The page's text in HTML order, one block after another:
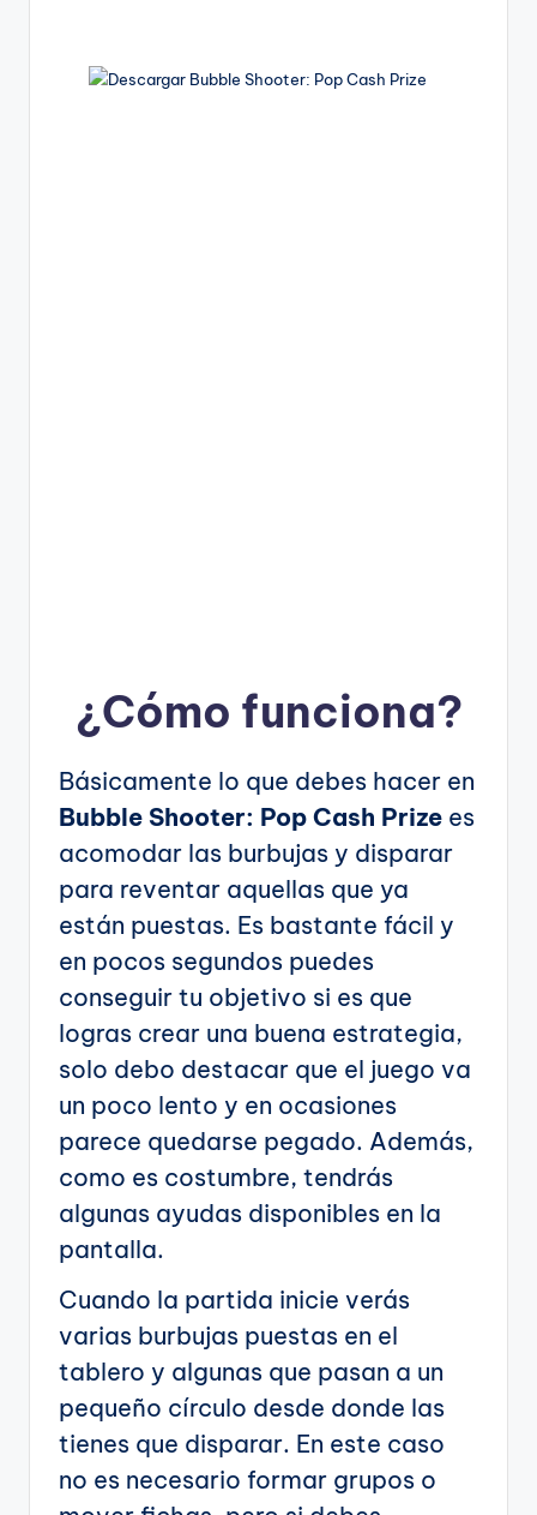
¿Cómo funciona?
Básicamente lo que debes hacer en
Bubble Shooter: Pop Cash Prize es
acomodar las burbujas y disparar
para reventar aquellas que ya
están puestas. Es bastante fácil y
en pocos segundos puedes
conseguir tu objetivo si es que
logras crear una buena estrategia,
solo debo destacar que el juego va
un poco lento y en ocasiones
parece quedarse pegado. Además,
como es costumbre, tendrás
algunas ayudas disponibles en la
pantalla.
Cuando la partida inicie verás
varias burbujas puestas en el
tablero y algunas que pasan a un
pequeño círculo desde donde las
tienes que disparar. En este caso
no es necesario formar grupos o